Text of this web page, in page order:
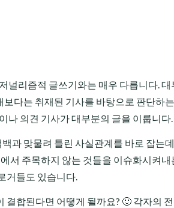
널리즘적 글쓰기와는 매우 다릅니다.
다는 취재된 기사를 바탕으로 판단하
나 의견 기사가 대부분의 글을 이룹니다.
과 맞물려 틀린 사실관계를 바로 잡는
서 주목하지 않는 것들을 이슈화시켜
거들도 있습니다.
결합된다면 어떻게 될까요? 🙂 각자의